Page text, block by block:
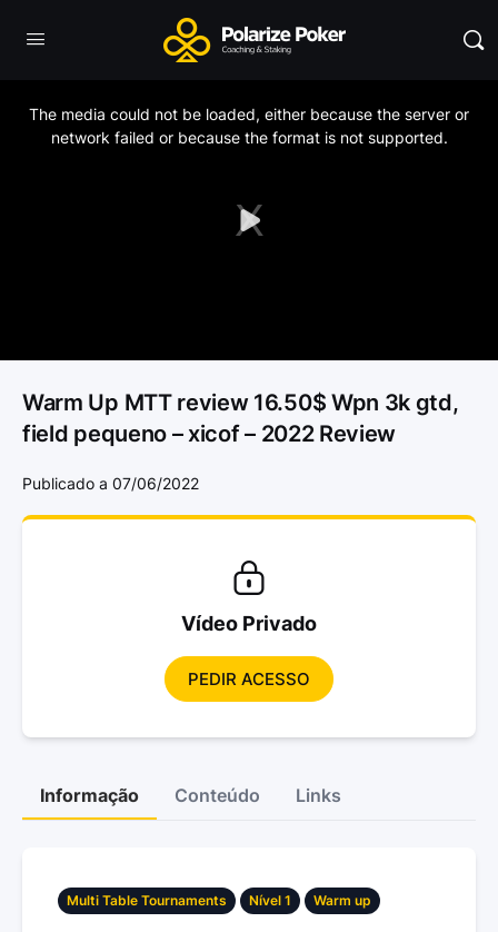
Play
The media could not be loaded, either because the server or
network failed or because the format is not supported.
Warm Up MTT review 16.50$ Wpn 3k gtd,
field pequeno – xicof – 2022 Review
Publicado a 07/06/2022
Vídeo Privado
PEDIR ACESSO
Informação Conteúdo Links
Multi Table Tournaments Nível 1 Warm up